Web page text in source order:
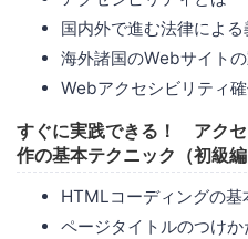
国内外で進む法律によ
海外諸国のWebサイト
Webアクセシビリティ確
すぐに実践できる！ アク
作の基本テクニック（初級編
HTMLコーディングの基
ページタイトルのつけか